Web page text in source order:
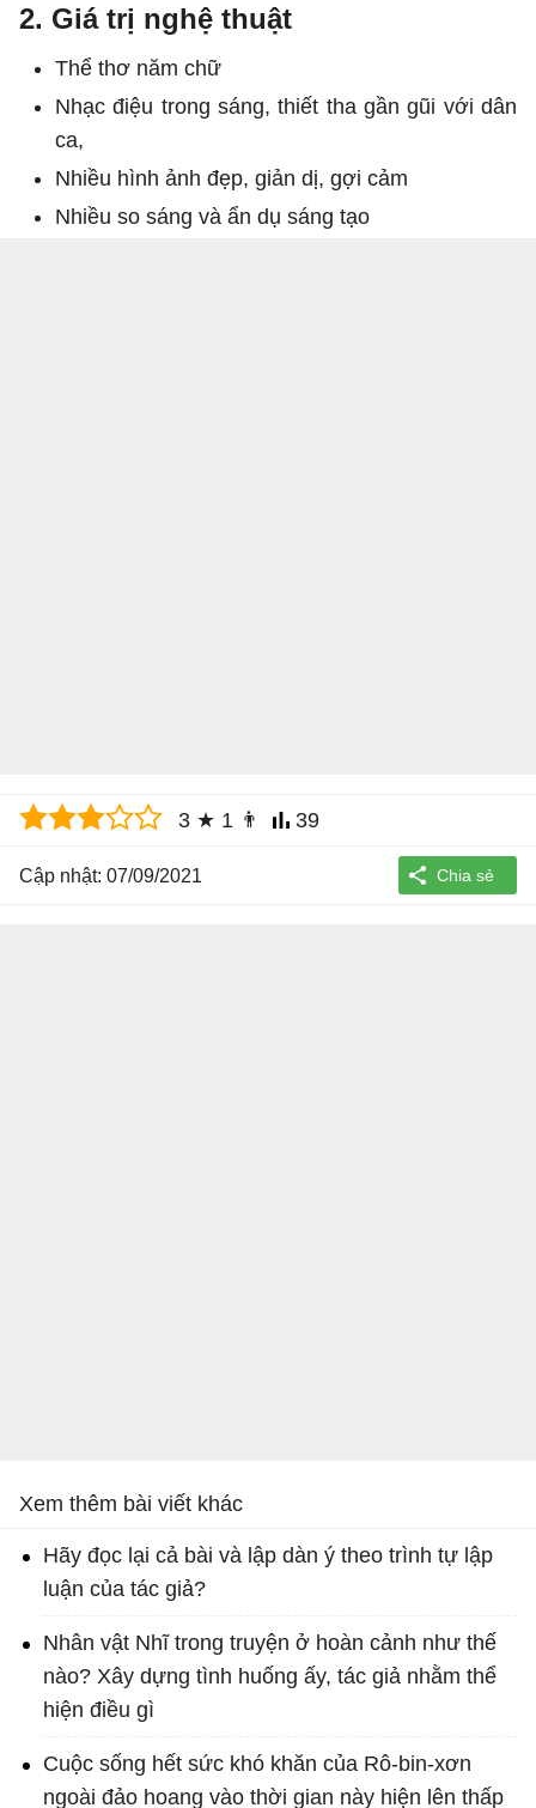
2. Giá trị nghệ thuật
Thể thơ năm chữ
Nhạc điệu trong sáng, thiết tha gần gũi với dân
ca,
Nhiều hình ảnh đẹp, giản dị, gợi cảm
Nhiều so sáng và ẩn dụ sáng tạo
3 ★ 1 👨 39
Cập nhật: 07/09/2021
Xem thêm bài viết khác
Hãy đọc lại cả bài và lập dàn ý theo trình tự lập
luận của tác giả?
Nhân vật Nhĩ trong truyện ở hoàn cảnh như thế
nào? Xây dựng tình huống ấy, tác giả nhằm thể
hiện điều gì
Cuộc sống hết sức khó khăn của Rô-bin-xơn
ngoài đảo hoang vào thời gian này hiện lên thấp